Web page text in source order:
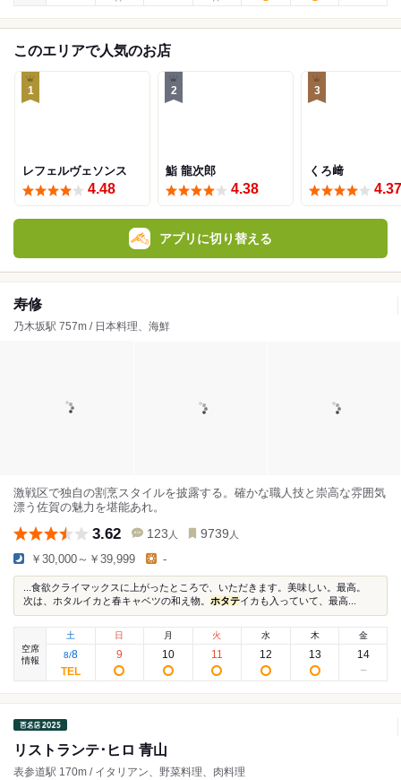
このエリアで人気のお店
1
レフェルヴェソンス
4.48
2
鮨 龍次郎
4.38
3
くろ﨑
4.37
アプリに切り替える
寿修
乃木坂駅 757m / 日本料理、海鮮
激戦区で独自の割烹スタイルを披露する。確かな職人技と崇高な雰囲気
漂う佐賀の魅力を堪能あれ。
3.62 123 人 9739 人
￥30,000～￥39,999 -
...食欲クライマックスに上がったところで、いただきます。美味しい。最高。
次は、ホタルイカと春キャベツの和え物。 ホタテイカも入っていて、最高...
空席
情報
土
8/8
日
9
月
10
火
11
水
12
木
13
金
14
リストランテ･ヒロ 青山
表参道駅 170m / イタリアン、野菜料理、肉料理